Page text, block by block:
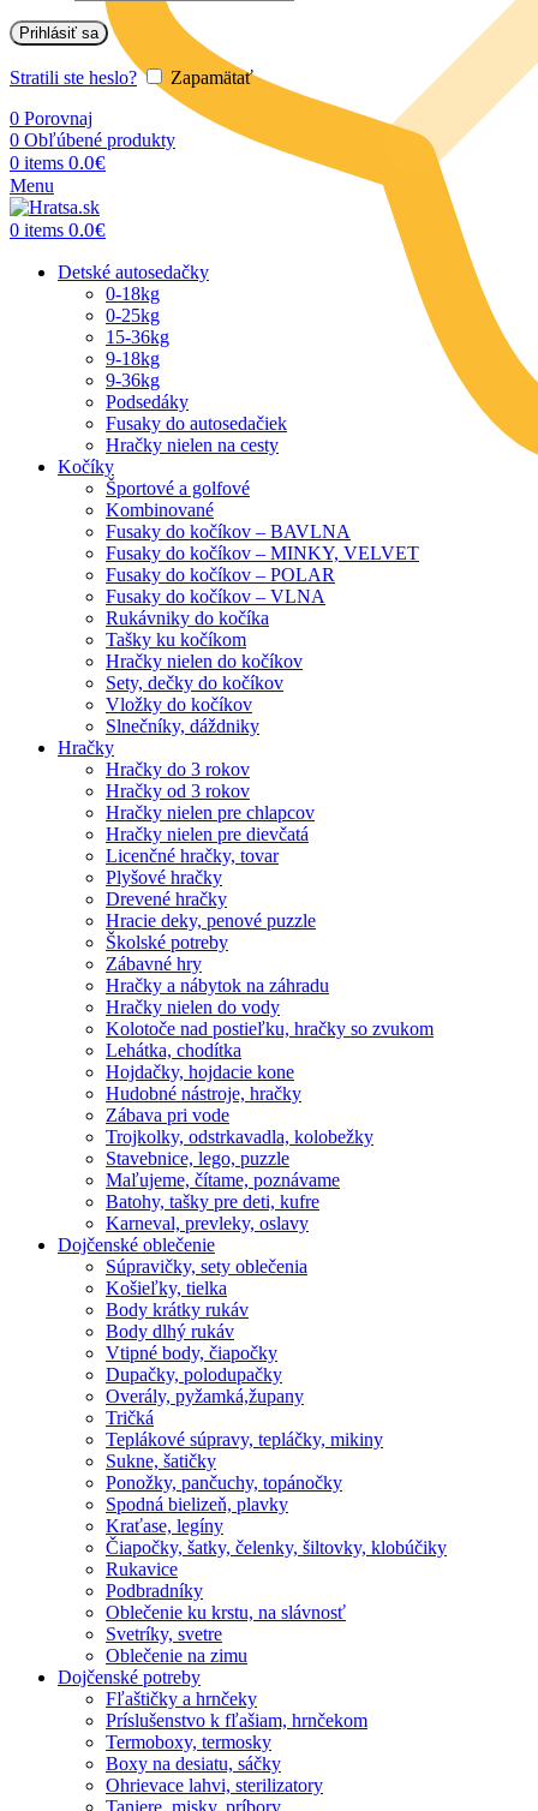
Prihlásiť sa
Stratili ste heslo?
Zapamätať
0 Porovnaj
0 Obľúbené produkty
0 items 0.0€
Menu
0 items 0.0€
Detské autosedačky
0-18kg
0-25kg
15-36kg
9-18kg
9-36kg
Podsedáky
Fusaky do autosedačiek
Hračky nielen na cesty
Kočíky
Športové a golfové
Kombinované
Fusaky do kočíkov – BAVLNA
Fusaky do kočíkov – MINKY, VELVET
Fusaky do kočíkov – POLAR
Fusaky do kočíkov – VLNA
Rukávniky do kočíka
Tašky ku kočíkom
Hračky nielen do kočíkov
Sety, dečky do kočíkov
Vložky do kočíkov
Slnečníky, dáždniky
Hračky
Hračky do 3 rokov
Hračky od 3 rokov
Hračky nielen pre chlapcov
Hračky nielen pre dievčatá
Licenčné hračky, tovar
Plyšové hračky
Drevené hračky
Hracie deky, penové puzzle
Školské potreby
Zábavné hry
Hračky a nábytok na záhradu
Hračky nielen do vody
Kolotoče nad postieľku, hračky so zvukom
Lehátka, chodítka
Hojdačky, hojdacie kone
Hudobné nástroje, hračky
Zábava pri vode
Trojkolky, odstrkavadla, kolobežky
Stavebnice, lego, puzzle
Maľujeme, čítame, poznávame
Batohy, tašky pre deti, kufre
Karneval, prevleky, oslavy
Dojčenské oblečenie
Súpravičky, sety oblečenia
Košieľky, tielka
Body krátky rukáv
Body dlhý rukáv
Vtipné body, čiapočky
Dupačky, polodupačky
Overály, pyžamká,župany
Tričká
Teplákové súpravy, tepláčky, mikiny
Sukne, šatičky
Ponožky, pančuchy, topánočky
Spodná bielizeň, plavky
Kraťase, legíny
Čiapočky, šatky, čelenky, šiltovky, klobúčiky
Rukavice
Podbradníky
Oblečenie ku krstu, na slávnosť
Svetríky, svetre
Oblečenie na zimu
Dojčenské potreby
Fľaštičky a hrnčeky
Príslušenstvo k fľašiam, hrnčekom
Termoboxy, termosky
Boxy na desiatu, sáčky
Ohrievace lahvi, sterilizatory
Taniere, misky, príbory